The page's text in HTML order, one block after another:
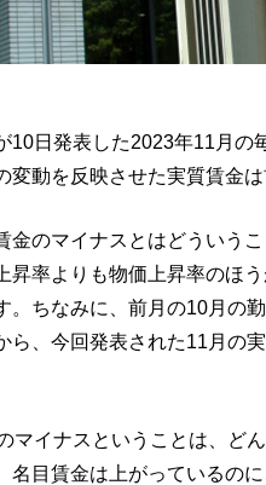
10日発表した2023年11月
変動を反映させた実質賃金
金のマイナスとはどういう
昇率よりも物価上昇率のほ
。ちなみに、前月の10月の
ら、今回発表された11月の
マイナスということは、ど
名目賃金は上がっているの